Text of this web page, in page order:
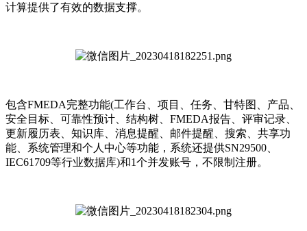
计算提供了有效的数据支撑。
包含FMEDA完整功能(工作台、项目、任务、甘特图、产品、
安全目标、可靠性预计、结构树、FMEDA报告、评审记录、
更新履历表、知识库、消息提醒、邮件提醒、搜索、共享功
能、系统管理和个人中心等功能，系统还提供SN29500、
IEC61709等行业数据库)和1个并发账号，不限制注册。